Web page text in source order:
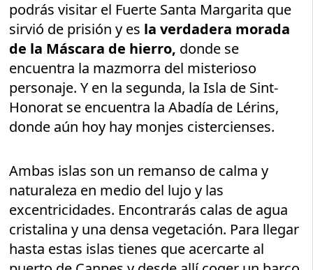
podrás visitar el Fuerte Santa Margarita que
sirvió de prisión y es la verdadera morada
de la Máscara de hierro, donde se
encuentra la mazmorra del misterioso
personaje. Y en la segunda, la Isla de Sint-
Honorat se encuentra la Abadía de Lérins,
donde aún hoy hay monjes cistercienses.
Ambas islas son un remanso de calma y
naturaleza en medio del lujo y las
excentricidades. Encontrarás calas de agua
cristalina y una densa vegetación. Para llegar
hasta estas islas tienes que acercarte al